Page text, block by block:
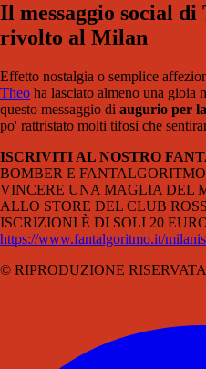
Il messaggio social di
rivolto al Milan
Effetto nostalgia o semplice
Theo ha lasciato almeno una gioia
questo messaggio di augurio per
po' rattristato molti tifosi che
ISCRIVITI AL NOSTRO
BOMBER E
VINCERE UNA MAGLIA DEL
ALLO STORE DEL CLUB
ISCRIZIONI È DI SOLI 20
https://www.fantalgoritmo.it/
© RIPRODUZIONE RISERVATA